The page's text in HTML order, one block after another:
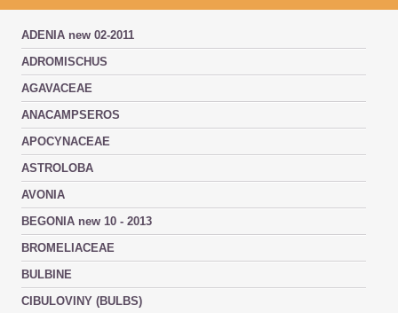
ADENIA new 02-2011
ADROMISCHUS
AGAVACEAE
ANACAMPSEROS
APOCYNACEAE
ASTROLOBA
AVONIA
BEGONIA new 10 - 2013
BROMELIACEAE
BULBINE
CIBULOVINY (BULBS)